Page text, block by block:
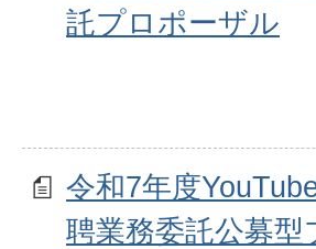
託プロポーザル
令和7年度
聘業務委託公募型